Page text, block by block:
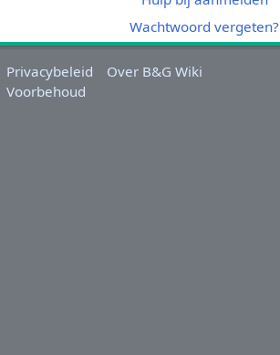
Wachtwoord vergeten?
Privacybeleid
Over B&G Wiki
Voorbehoud